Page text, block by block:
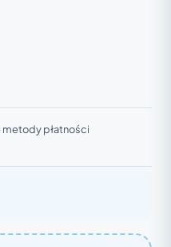
metody płatności